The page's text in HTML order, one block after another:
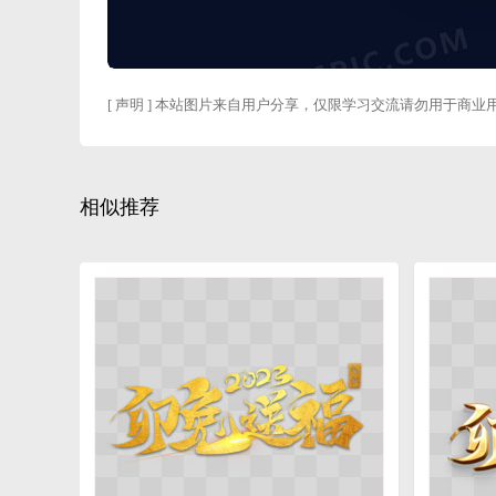
[ 声明 ] 本站图片来自用户分享，仅限学习交流请勿用于商业
相似推荐